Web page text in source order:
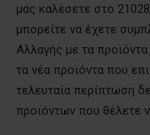
μας καλέσετε στο
μπορείτε να έχετε
Αλλαγής με τα
τα νέα προϊόντα που
τελευταία περίπτωση
προϊόντων που θέλετε